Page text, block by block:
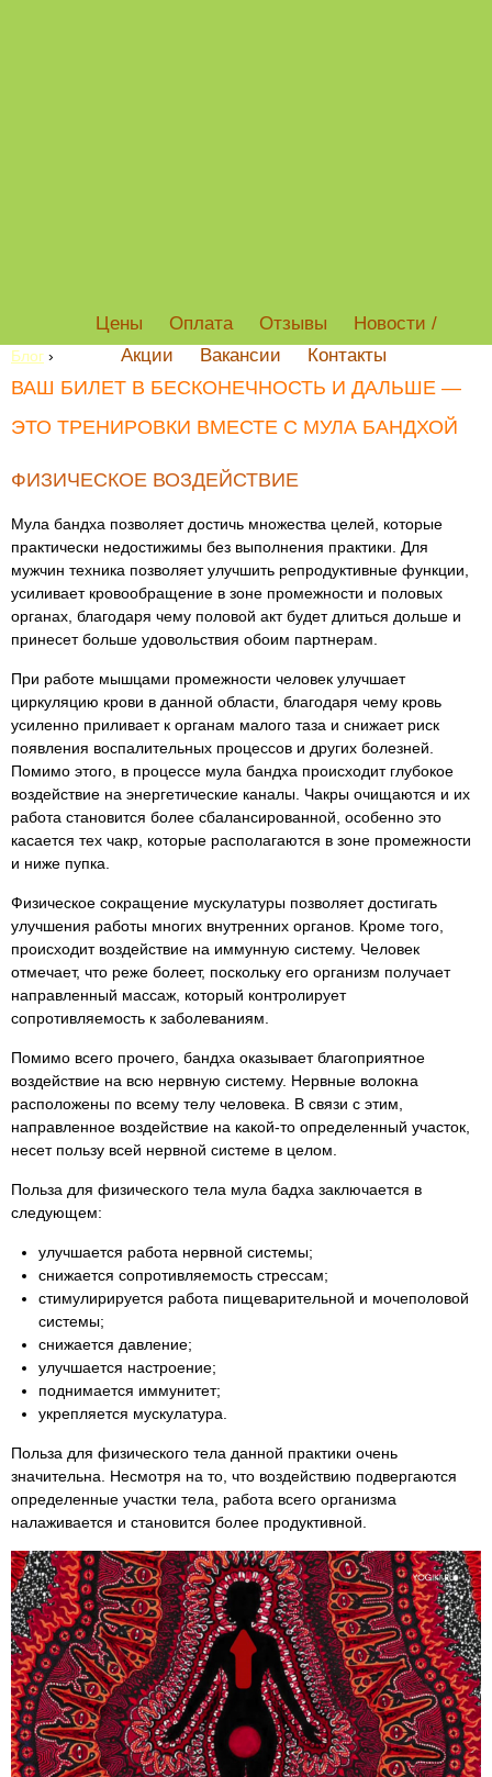
Цены Оплата Отзывы
Новости /
Акции
Вакансии Контакты
Блог ›
ВАШ БИЛЕТ В БЕСКОНЕЧНОСТЬ И ДАЛЬШЕ —
ЭТО ТРЕНИРОВКИ ВМЕСТЕ С МУЛА БАНДХОЙ
ФИЗИЧЕСКОЕ ВОЗДЕЙСТВИЕ
Мула бандха позволяет достичь множества целей, которые
практически недостижимы без выполнения практики. Для
мужчин техника позволяет улучшить репродуктивные функции,
усиливает кровообращение в зоне промежности и половых
органах, благодаря чему половой акт будет длиться дольше и
принесет больше удовольствия обоим партнерам.
При работе мышцами промежности человек улучшает
циркуляцию крови в данной области, благодаря чему кровь
усиленно приливает к органам малого таза и снижает риск
появления воспалительных процессов и других болезней.
Помимо этого, в процессе мула бандха происходит глубокое
воздействие на энергетические каналы. Чакры очищаются и их
работа становится более сбалансированной, особенно это
касается тех чакр, которые располагаются в зоне промежности
и ниже пупка.
Физическое сокращение мускулатуры позволяет достигать
улучшения работы многих внутренних органов. Кроме того,
происходит воздействие на иммунную систему. Человек
отмечает, что реже болеет, поскольку его организм получает
направленный массаж, который контролирует
сопротивляемость к заболеваниям.
Помимо всего прочего, бандха оказывает благоприятное
воздействие на всю нервную систему. Нервные волокна
расположены по всему телу человека. В связи с этим,
направленное воздействие на какой-то определенный участок,
несет пользу всей нервной системе в целом.
Польза для физического тела мула бадха заключается в
следующем:
улучшается работа нервной системы;
снижается сопротивляемость стрессам;
стимулирируется работа пищеварительной и мочеполовой
системы;
снижается давление;
улучшается настроение;
поднимается иммунитет;
укрепляется мускулатура.
Польза для физического тела данной практики очень
значительна. Несмотря на то, что воздействию подвергаются
определенные участки тела, работа всего организма
налаживается и становится более продуктивной.